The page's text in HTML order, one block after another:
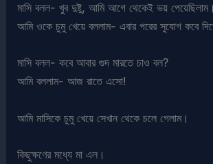
মাসি বলল- খুব দুষ্টু, আমি আগে থেকেই ভয় পেয়েছিলাম।
আমি ওকে চুমু খেয়ে বললাম- এবার পরের সুযোগ কবে
মাসি বলল- কবে আবার গুদ মারতে চাও বল?
আমি বললাম- আজ রাতে এসো!
আমি মাসিকে চুমু খেয়ে সেখান থেকে চলে গেলাম।
কিছুক্ষণের মধ্যে মা এল।